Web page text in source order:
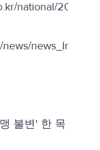
national/2016/
불변' 한 목